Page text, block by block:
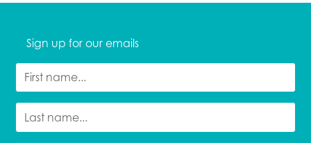
Sign up for our emails